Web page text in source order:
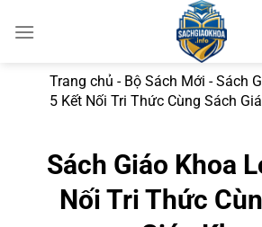
qua
Trang chủ - Bộ Sách Mới -Sách
5 Kết Nối Tri Thức Cùng Sách
Sách Giáo Khoa
Nối Tri Thức